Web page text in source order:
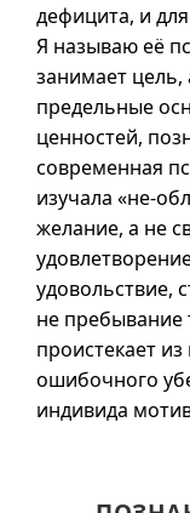
дефицита, и
Я называю её
занимает цель,
предельные
ценностей,
современная
изучала «не-
желание, а не
удовольствие,
не
проистекает
ошибочного
индивида